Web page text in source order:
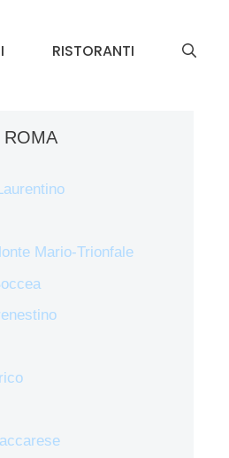
RISTORANTI
Mario-Trionfale